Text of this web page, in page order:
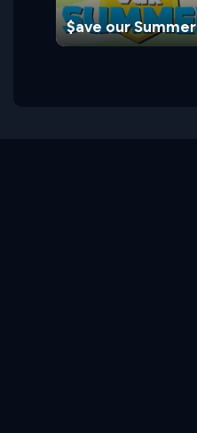
$ave our Summer